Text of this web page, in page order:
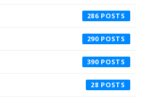
286
290
390
28